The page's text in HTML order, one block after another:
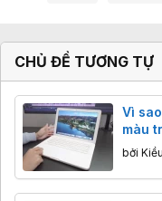
CHỦ ĐỀ TƯƠNG TỰ
Vì
màu
“thủ
bởi